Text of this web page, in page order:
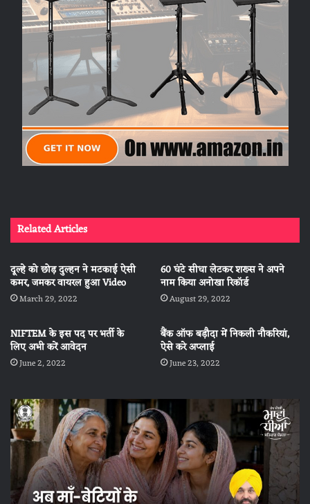
Related Articles
दूल्हे को छोड़ दुल्हन ने मटकाई ऐसी
कमर, जमकर वायरल हुआ Video
March 29, 2022
60 घंटे सीधा लेटकर शख्स ने अपने
नाम किया अनोखा रिकॉर्ड
August 29, 2022
NIFTEM के इस पद पर भर्ती के
लिए अभी करें आवेदन
June 2, 2022
बैंक ऑफ बड़ौदा में निकली नौकरियां,
ऐसे करे अप्लाई
June 23, 2022